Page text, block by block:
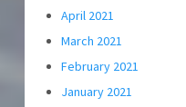
April 2021
March 2021
February 2021
January 2021